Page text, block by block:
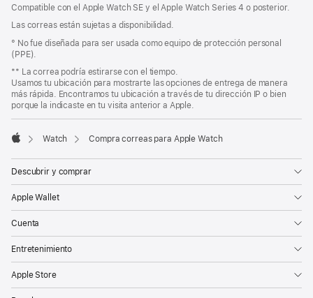
página
página
Compatible con el Apple Watch SE y el Apple Watch Series 4 o posterior.
Las correas están sujetas a disponibilidad.
° No fue diseñada para ser usada como equipo de protección personal
(PPE).
** La correa podría estirarse con el tiempo.
Usamos tu ubicación para mostrarte las opciones de entrega de manera
más rápida. Encontramos tu ubicación a través de tu dirección IP o bien
porque la indicaste en tu visita anterior a Apple.
Watch Compra correas para Apple Watch
Descubrir y comprar
Apple Wallet
Cuenta
Entretenimiento
Apple Store